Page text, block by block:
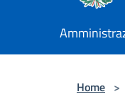
Home >